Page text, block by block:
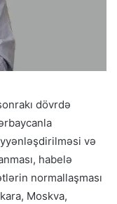
dövrdə
və
habelə
normallaşması
Moskva,